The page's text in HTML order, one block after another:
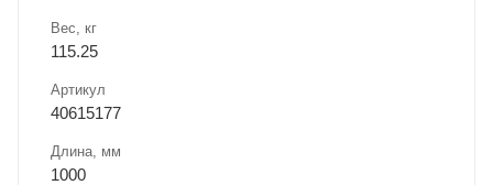
Вес, кг
115.25
Артикул
40615177
Длина, мм
1000